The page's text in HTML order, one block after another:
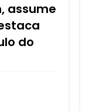
assume
do